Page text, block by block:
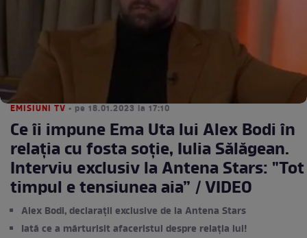
EMISIUNI TV • pe 18.01.2023 la 17:10
Ce îi impune Ema Uta lui Alex Bodi în
relația cu fosta soție, Iulia Sălăgean.
Interviu exclusiv la Antena Stars: "Tot
timpul e tensiunea aia” / VIDEO
Alex Bodi, declarații exclusive de la Antena Stars
Iată ce a mărturisit afaceristul despre relația lui!